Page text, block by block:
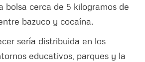
bolsa cerca de 5 kilogramos de
bazuco y cocaína.
sería distribuida en los
educativos, parques y la